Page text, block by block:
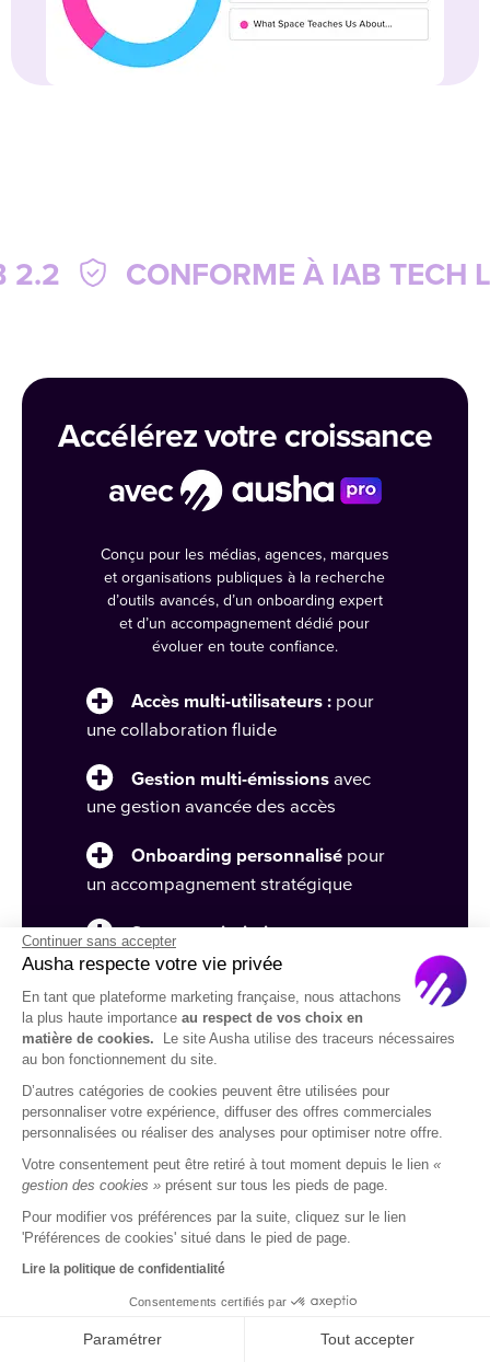
IAB TECH LAB 2.2
Accélérez votre croissance
avec
Conçu pour les médias, agences, marques
et organisations publiques à la recherche
d’outils avancés, d’un onboarding expert
et d’un accompagnement dédié pour
évoluer en toute confiance.
Accès multi-utilisateurs : pour
une collaboration fluide
Gestion multi-émissions avec
une gestion avancée des accès
Onboarding personnalisé pour
un accompagnement stratégique
Support prioritaireavec une
assistance dédiée par les experts
d’Ausha
Branding personnalisé pour une
expérience premium
Continuer sans accepter
Ausha respecte votre vie privée
En tant que plateforme marketing française, nous attachons
la plus haute importance au respect de vos choix en
matière de cookies.
Le site Ausha utilise des traceurs nécessaires
au bon fonctionnement du site.
D’autres catégories de cookies peuvent être utilisées pour
personnaliser votre expérience, diffuser des offres commerciales
personnalisées ou réaliser des analyses pour optimiser notre offre.
Votre consentement peut être retiré à tout moment depuis le lien «
gestion des cookies » présent sur tous les pieds de page.
Pour modifier vos préférences par la suite, cliquez sur le lien
'Préférences de cookies' situé dans le pied de page.
Lire la politique de confidentialité
Consentements certifiés par
Paramétrer Tout accepter